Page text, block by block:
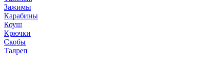
Зажимы
Карабины
Коуш
Крючки
Скобы
Талреп